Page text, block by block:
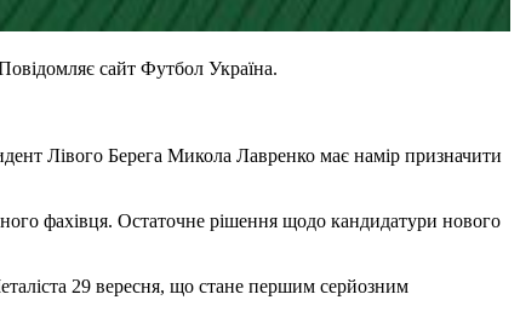
сайт Футбол Україна.
Лівого Берега Микола Лавренко має намір призначити
фахівця. Остаточне рішення щодо кандидатури нового
29 вересня, що стане першим серйозним